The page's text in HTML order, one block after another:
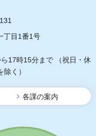
丁目1番1号
17時15分まで
（祝日・休
く）
各課の案内